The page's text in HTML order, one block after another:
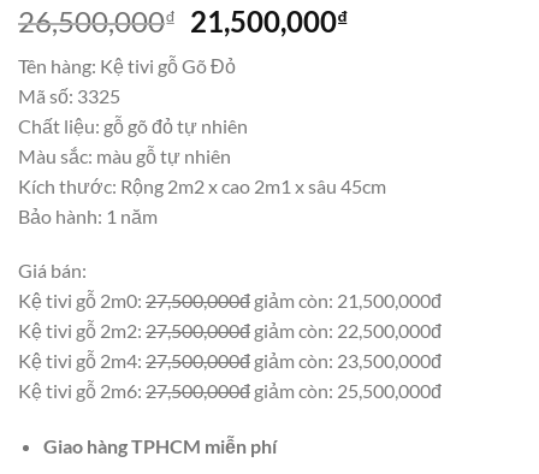
26,500,000₫
Giá
gốc
là:
21,500,000₫Giá
Tên hàng: Kệ tivi gỗ Gõ Đỏ
Mã số: 3325
Chất liệu: gỗ gõ đỏ tự nhiên
Màu sắc: màu gỗ tự nhiên
Kích thước: Rộng 2m2 x cao 2m1 x sâu 45cm
Bảo hành: 1 năm
Giá bán:
Kệ tivi gỗ 2m0: 27,500,000đ giảm còn: 21,500,000đ
Kệ tivi gỗ 2m2: 27,500,000đ giảm còn: 22,500,000đ
Kệ tivi gỗ 2m4: 27,500,000đ giảm còn: 23,500,000đ
Kệ tivi gỗ 2m6: 27,500,000đ giảm còn: 25,500,000đ
Giao hàng TPHCM miễn phí